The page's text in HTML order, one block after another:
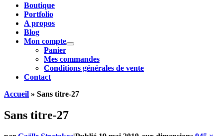
Boutique
Portfolio
A propos
Blog
Mon compte
Panier
Mes commandes
Conditions générales de vente
Contact
Accueil » Sans titre-27
Sans titre-27